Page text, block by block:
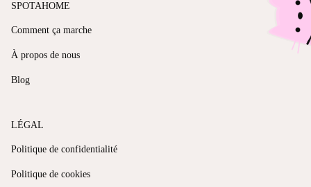
SPOTAHOME
Comment ça marche
À propos de nous
Blog
LÉGAL
Politique de confidentialité
Politique de cookies